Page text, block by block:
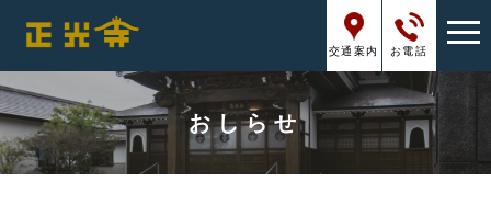
交通案内 お電話
おしらせ